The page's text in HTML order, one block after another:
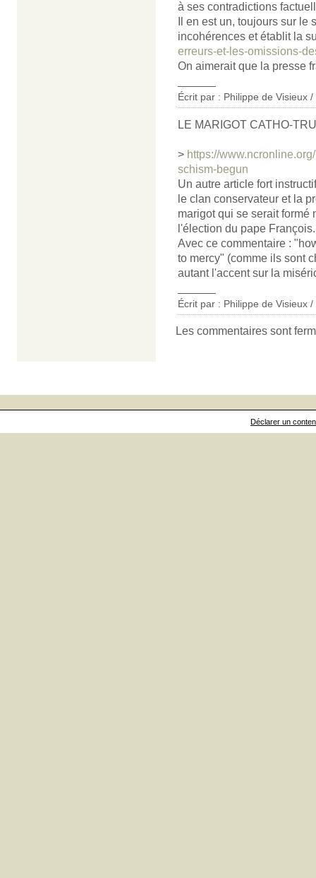
à ses contradictions
Il en est un, toujours sur
incohérences et établit la
erreurs-et-les-omissions-
On aimerait que la presse
Écrit par : Philippe de Visieux
LE MARIGOT CATHO-
> https://
schism-begun
Un autre article fort
le clan conservateur et la
marigot qui se serait formé
l'élection du pape François.
Avec ce commentaire :
to mercy" (comme ils sont
autant l'accent sur la
Écrit par : Philippe de Visieux
Les commentaires sont
Déclarer un